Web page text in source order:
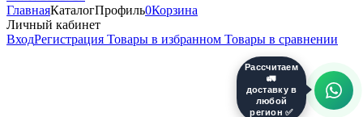
Рассчитаем
🚛
доставку в
любой
регион ✅
ГлавнаяКаталогПрофиль0Корзина
Личный кабинет
ВходРегистрация Товары в избранном Товары в сравнении